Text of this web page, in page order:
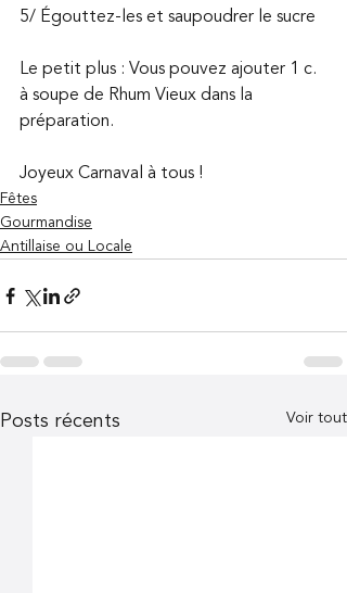
5/ Égouttez-les et saupoudrer le sucre
Le petit plus : Vous pouvez ajouter 1 c.
à soupe de Rhum Vieux dans la
préparation.
Joyeux Carnaval à tous !
Fêtes
Gourmandise
Antillaise ou Locale
Posts récents Voir tout